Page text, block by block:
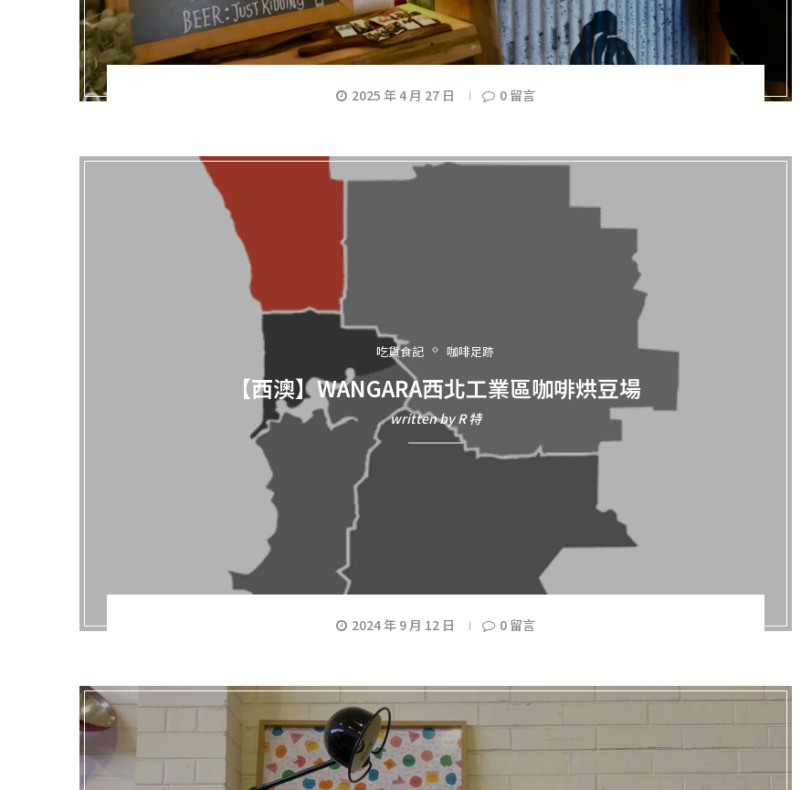
2025 年 4 月 27 日 0 留言
吃貨食記 咖啡足跡
【西澳】WANGARA西北工業區咖啡烘豆場
written byR 特
2024 年 9 月 12 日 0 留言
【西澳】超強肉鋪行銷烤肉包｜
Churras Butcher
2025 年 10 月 9 日
待解鎖版圖🔒｜土耳其10天行程規劃